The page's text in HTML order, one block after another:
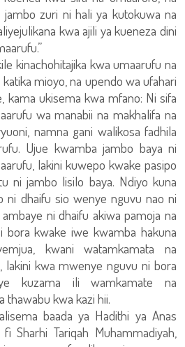
zuri ni hali ya kutokuwa na
kwa ajili ya kueneza dini
kinachohitajika kwa umaarufu na
mioyo, na upendo wa ufahari
kama ukisema kwa mfano: Ni sifa
wa manabii na makhalifa na
namna gani walikosa fadhila
Ujue kwamba jambo baya ni
lakini kuwepo kwake pasipo
ni jambo lisilo baya. Ndiyo kuna
ni dhaifu sio wenye nguvu nao ni
ni dhaifu akiwa pamoja na
bora kwake iwe kwamba hakuna
kwani watamkamata na
lakini kwa mwenye nguvu ni bora
kuzama ili wamkamate na
thawabu kwa kazi hii.
baada ya Hadithi ya Anas
Sharhi Tariqah Muhammadiyah,